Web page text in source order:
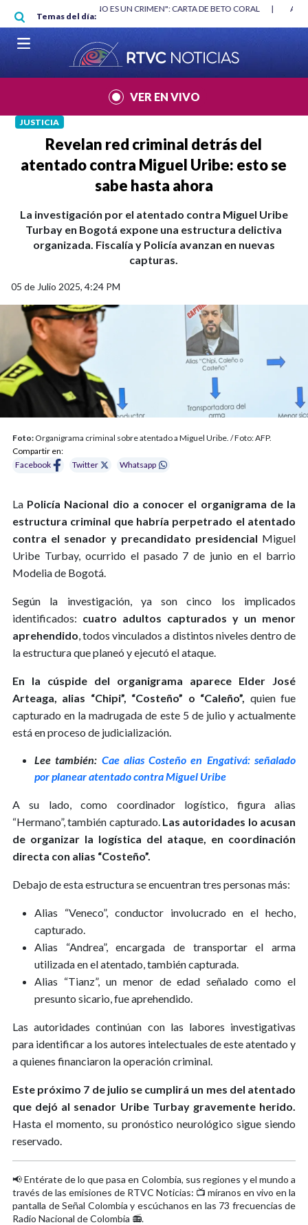
Pasar al contenido principal
Temas del día:
"HABLAR NO ES UN CRIMEN": CARTA DE BETO CORAL |
VER EN VIVO
JUSTICIA
Revelan red criminal detrás del
atentado contra Miguel Uribe: esto se
sabe hasta ahora
La investigación por el atentado contra Miguel Uribe
Turbay en Bogotá expone una estructura delictiva
organizada. Fiscalía y Policía avanzan en nuevas
capturas.
05 de Julio 2025, 4:24 PM
Foto: Organigrama criminal sobre atentado a Miguel Uribe. / Foto: AFP.
Compartir en:
Facebook
Twitter Whatsapp
La Policía Nacional dio a conocer el organigrama de la
estructura criminal que habría perpetrado el atentado
contra el senador y precandidato presidencial Miguel
Uribe Turbay, ocurrido el pasado 7 de junio en el barrio
Modelia de Bogotá.
Según la investigación, ya son cinco los implicados
identificados: cuatro adultos capturados y un menor
aprehendido, todos vinculados a distintos niveles dentro de
la estructura que planeó y ejecutó el ataque.
En la cúspide del organigrama aparece Elder José
Arteaga, alias “Chipi”, “Costeño” o “Caleño”, quien fue
capturado en la madrugada de este 5 de julio y actualmente
está en proceso de judicialización.
Lee también: Cae alias Costeño en Engativá: señalado
por planear atentado contra Miguel Uribe
A su lado, como coordinador logístico, figura alias
“Hermano”, también capturado. Las autoridades lo acusan
de organizar la logística del ataque, en coordinación
directa con alias “Costeño”.
Debajo de esta estructura se encuentran tres personas más:
Alias “Veneco”, conductor involucrado en el hecho,
capturado.
Alias “Andrea”, encargada de transportar el arma
utilizada en el atentado, también capturada.
Alias “Tianz”, un menor de edad señalado como el
presunto sicario, fue aprehendido.
Las autoridades continúan con las labores investigativas
para identificar a los autores intelectuales de este atentado y
a quienes financiaron la operación criminal.
Este próximo 7 de julio se cumplirá un mes del atentado
que dejó al senador Uribe Turbay gravemente herido.
Hasta el momento, su pronóstico neurológico sigue siendo
reservado.
📢 Entérate de lo que pasa en Colombia, sus regiones y el mundo a
través de las emisiones de RTVC Noticias: 📺 míranos en vivo en la
pantalla de Señal Colombia y escúchanos en las 73 frecuencias de
Radio Nacional de Colombia 📻.